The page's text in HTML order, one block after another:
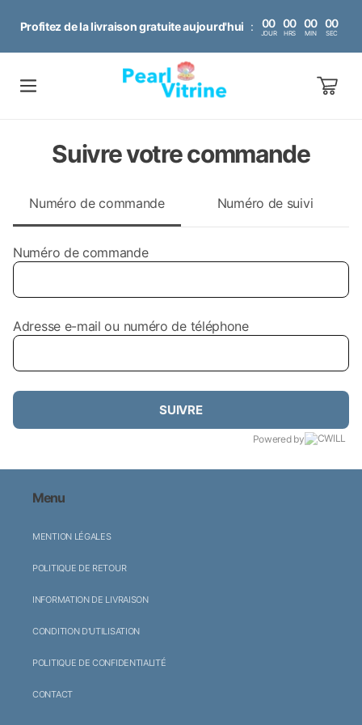
CONTENU
Profitez de la livraison gratuite aujourd'hui : 00
JOUR
00
HRS
00
MIN
00
SEC
PANIER
Suivre votre commande
Numéro de commande Numéro de suivi
Numéro de commande
Adresse e-mail ou numéro de téléphone
SUIVRE
Powered by
Menu
MENTION LÉGALES
POLITIQUE DE RETOUR
INFORMATION DE LIVRAISON
CONDITION D'UTILISATION
POLITIQUE DE CONFIDENTIALITÉ
CONTACT